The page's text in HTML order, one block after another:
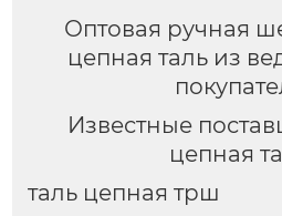
Оптовая ручная
цепная таль из
Известные
цепная
таль цепная трш